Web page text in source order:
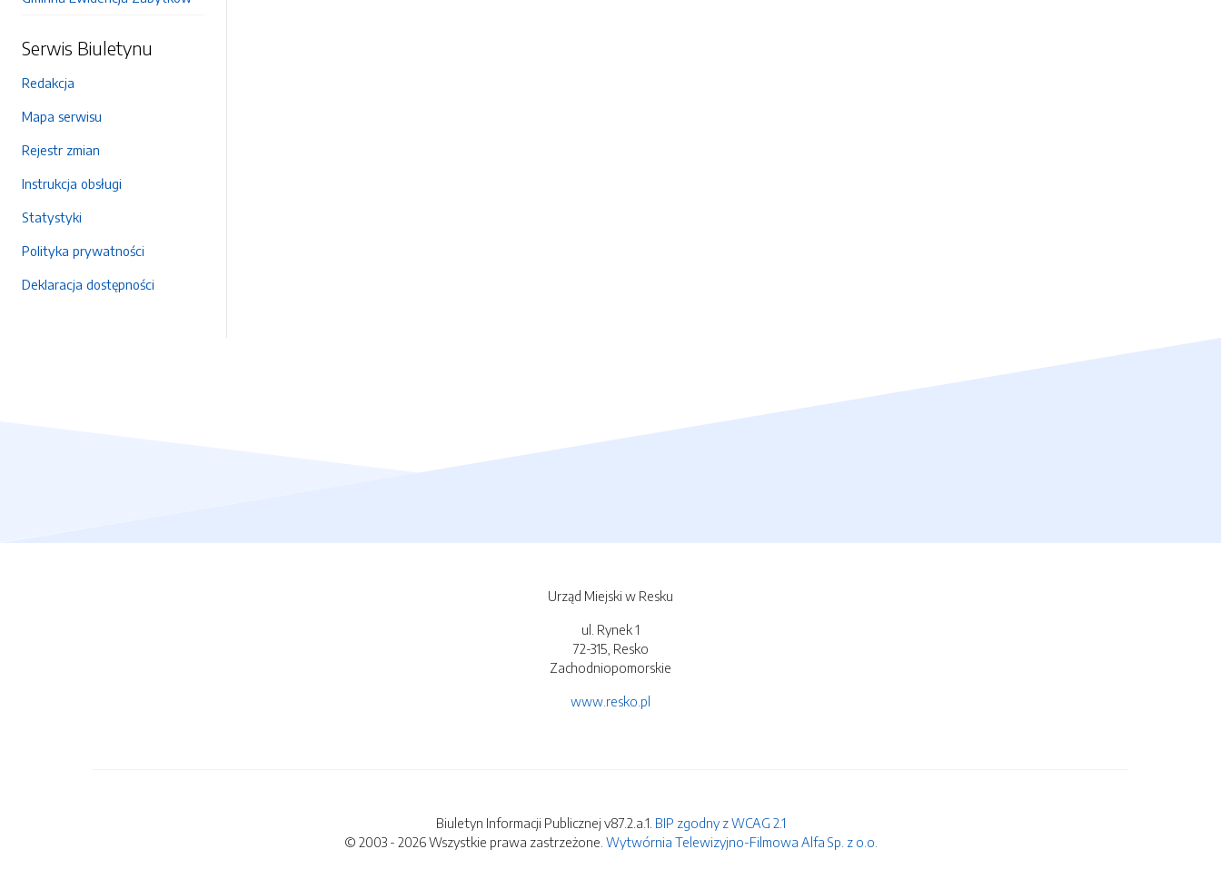
Serwis Biuletynu
Redakcja
Mapa serwisu
Rejestr zmian
Instrukcja obsługi
Statystyki
Polityka prywatności
Deklaracja dostępności
Urząd Miejski w Resku
ul. Rynek 1
72-315, Resko
Zachodniopomorskie
www.resko.pl
Biuletyn Informacji Publicznej v87.2.a.1. BIP zgodny z WCAG 2.1
© 2003 - 2026 Wszystkie prawa zastrzeżone. Wytwórnia Telewizyjno-Filmowa Alfa Sp. z o.o.